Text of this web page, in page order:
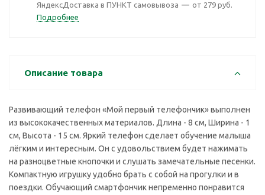
ЯндексДоставка в ПУНКТ самовывоза — от 279 руб.
Подробнее
Описание товара
Развивающий телефон «Мой первый телефончик» выполнен
из высококачественных материалов. Длина - 8 см, Ширина - 1
см, Высота - 15 см. Яркий телефон сделает обучение малыша
лёгким и интересным. Он с удовольствием будет нажимать
на разноцветные кнопочки и слушать замечательные песенки.
Компактную игрушку удобно брать с собой на прогулки и в
поездки. Обучающий смартфончик непременно понравится